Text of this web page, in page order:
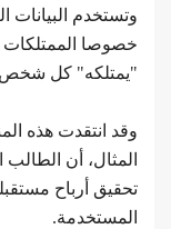
وتستخدم البيانات
خصوصا الممتلكات
"يمتلكه" كل شخص.
وقد انتقدت هذه
المثال، أن الطالب
تحقيق أرباح
المستخدمة.